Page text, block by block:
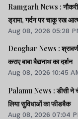
Ramgarh News : नौकरी
ड्रामा, गर्दन पर चाकू रख
Aug 08, 2026 05:28
Deoghar News :
कराए बाबा बैद्यनाथ का दर्शन
Aug 08, 2026 10:45
Palamu News : डीसी ने
लिया सुविधाओं का फीडबैक
Aug 08, 2026 07:04